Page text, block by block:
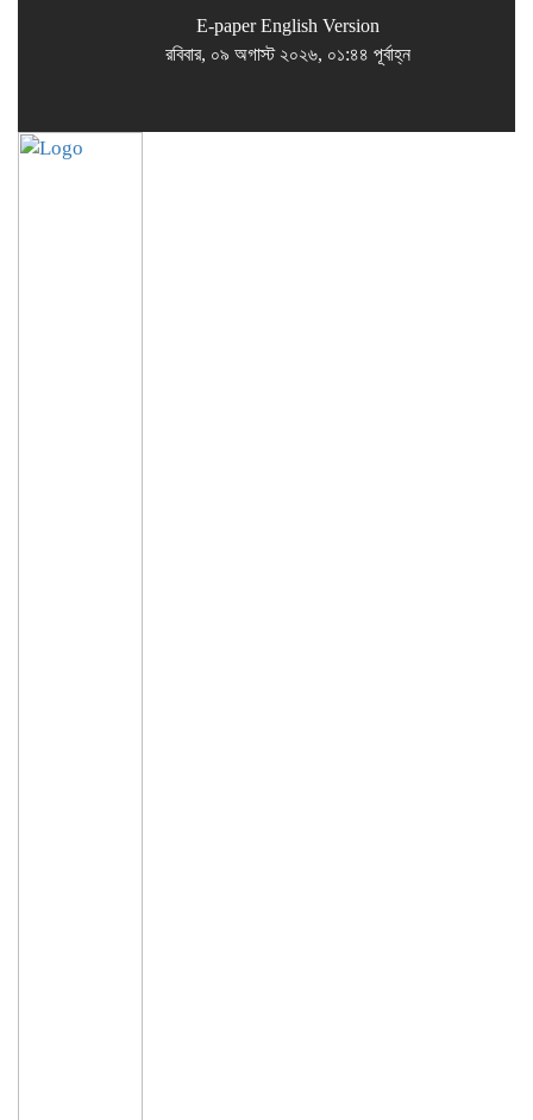
E-paper English Version
রবিবার, ০৯ অগাস্ট ২০২৬, ০১:৪৪ পূর্বাহ্ন